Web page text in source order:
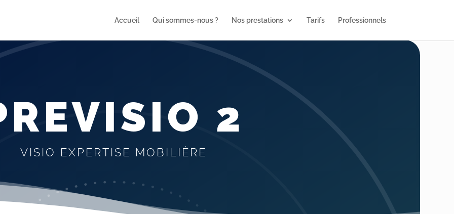
Accueil Qui sommes-nous ? Nos prestations Tarifs Professionnels
2
VISIO EXPERTISE MOBILIÈRE